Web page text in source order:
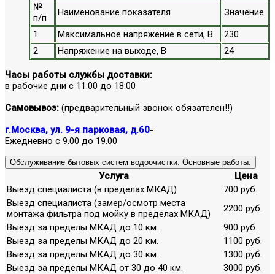
№
п/п
Наименование показателя
Значение
1
Максимальное напряжение в сети, В
230
2
Напряжение на выходе, В 24
Часы работы службы доставки:
в рабочие дни с 11:00 до 18:00
Самовывоз: (предварительный звонок обязателен!!)
г.Москва, ул. 9-я парковая, д.60-
Ежедневно с 9.00 до 19.00
Обслуживание бытовых систем водоочистки. Основные работы.
Услуга
Цена
Выезд специалиста (в пределах МКАД)
700 руб.
Выезд специалиста (замер/осмотр места
монтажа фильтра под мойку в пределах МКАД)
2200 руб.
Выезд за пределы МКАД до 10 км.
900 руб.
Выезд за пределы МКАД до 20 км.
1100 руб.
Выезд за пределы МКАД до 30 км.
1300 руб.
Выезд за пределы МКАД от 30 до 40 км.
3000 руб.